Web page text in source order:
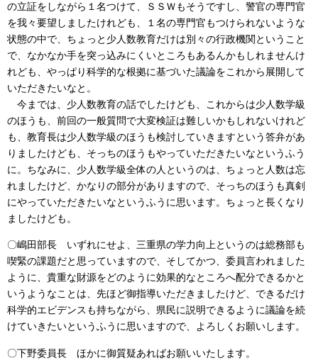
の立証をしながら１名つけて、ＳＳＷもそうですし、警官の専門官
を我々要望しましたけれども、１名の専門官もつけられないような
状態の中で、ちょっと少人数教育だけは別々の行政機関ということ
で、なかなか手を突っ込みにくいところもあるんかもしれませんけ
れども、やっぱり科学的な根拠に基づいた議論をこれから展開して
いただきたいなと。
今までは、少人数教育の話でしたけども、これからは少人数学級
のほうも、前回の一般質問で大変検証は難しいかもしれないけれど
も、教育長は少人数学級のほうも検討していきますという答弁があ
りましたけども、そっちのほうもやっていただきたいなというふう
に。ちなみに、少人数学級全体の人というのは、ちょっと人数は忘
れましたけど、かなりの部分がありますので、そっちのほうも真剣
にやっていただきたいなというふうに思います。ちょっと長くなり
ましたけども。
〇嶋田部長 いずれにせよ、三重県の学力向上というのは総務部も
喫緊の課題だと思っていますので、そしてかつ、委員言われました
ように、貴重な財源をどのように効果的なところへ配分できるかと
いうようなことは、先ほど御指導いただきましたけど、できるだけ
科学的エビデンスも持ちながら、県民に説明できるように議論を続
けていきたいというふうに思いますので、よろしくお願いします。
〇下野委員長 ほかに御質疑あればお願いいたします。